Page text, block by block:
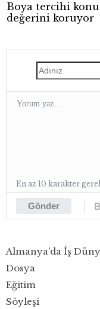
Boya tercihi
değerini koruyor
Gönder
En az 10 karakter
Almanya’da İş
Dosya
Eğitim
Söyleşi